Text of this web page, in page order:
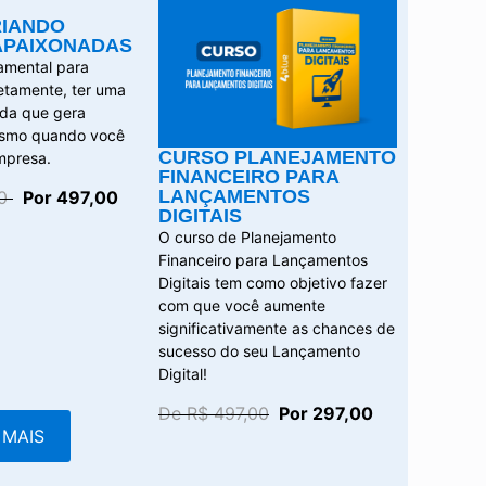
para
ter uma
que gera
quando você
Por 497,00
CURSO PLANEJAMENTO
FINANCEIRO PARA
LANÇAMENTOS
DIGITAIS
O curso de Planejamento
Financeiro para Lançamentos
Digitais tem como objetivo fazer
com que você aumente
significativamente as chances de
sucesso do seu Lançamento
Digital!
De R$ 497,00 Por 297,00